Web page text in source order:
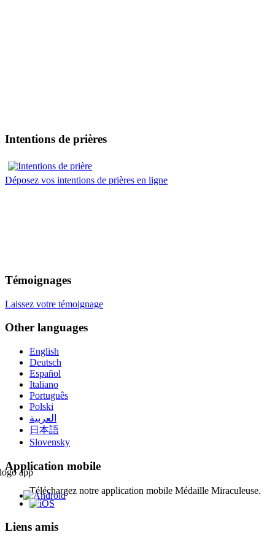
Intentions de prières
Déposez vos intentions de prières en ligne
Témoignages
Laissez votre témoignage
Other languages
English
Deutsch
Español
Italiano
Português
Polski
العربية
日本語
Slovensky
Application mobile
Téléchargez notre application mobile Médaille Miraculeuse.
Liens amis